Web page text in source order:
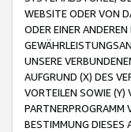
WEBSITE ODER VON
ODER EINER
UNSERE
AUFGRUND (X) DES
VORTEILEN SOWIE (Y)
PARTNERPROGRAMM
BESTIMMUNG DIESES